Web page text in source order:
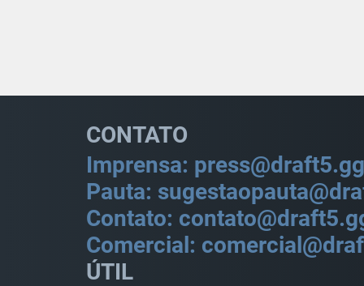
CONTATO
Imprensa: press@draft5.gg
Pauta:
Contato:
Comercial:
ÚTIL